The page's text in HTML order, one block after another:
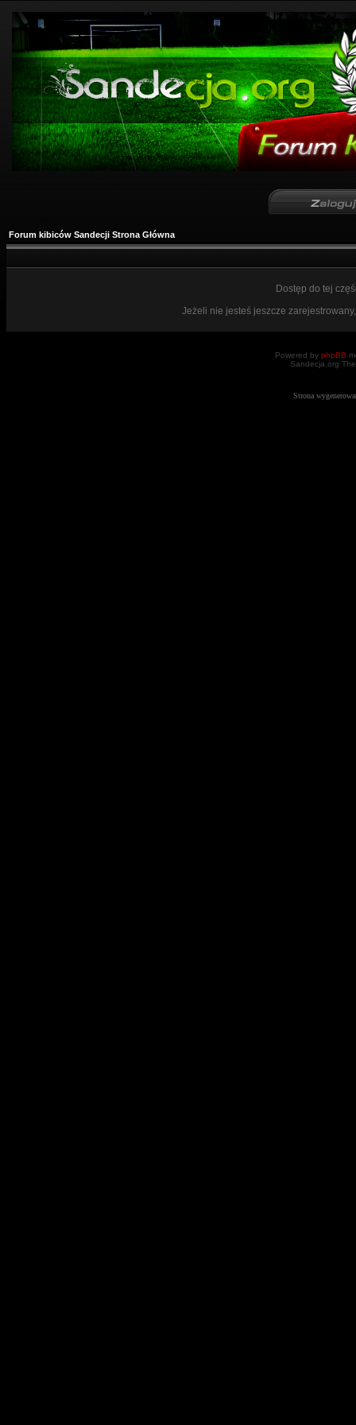
Forum kibiców Sandecji Strona Główna
Dostęp do tej
Jeżeli nie jesteś jeszcze
Powered by phpBB
Sandecja.org
Strona